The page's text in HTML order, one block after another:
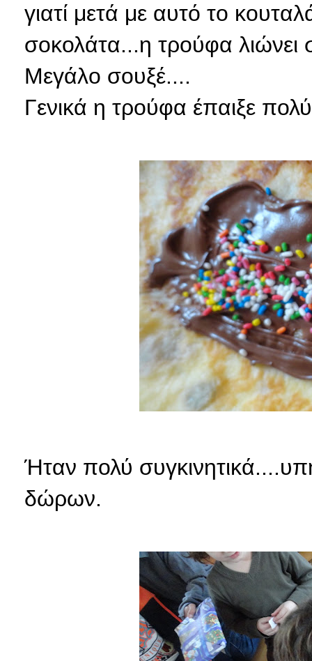
γιατί μετά με αυτό το
σοκολάτα...η τρούφα λιώνει
Μεγάλο σουξέ....
Γενικά η τρούφα έπαιξε
Ήταν πολύ
δώρων.